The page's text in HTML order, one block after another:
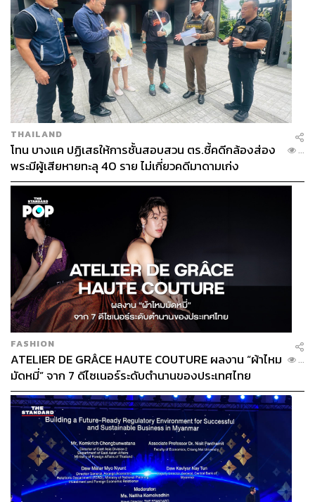
THAILAND
โทน บางแค ปฏิเสธให้การชั้นสอบสวน ตร.ชี้คดีกล้องส่อง
พระมีผู้เสียหายทะลุ 40 ราย ไม่เกี่ยวคดีมาดามเก่ง
...
FASHION
ATELIER DE GRÂCE HAUTE COUTURE ผลงาน “ผ้าไหม
มัดหมี่” จาก 7 ดีไซเนอร์ระดับตำนานของประเทศไทย
...